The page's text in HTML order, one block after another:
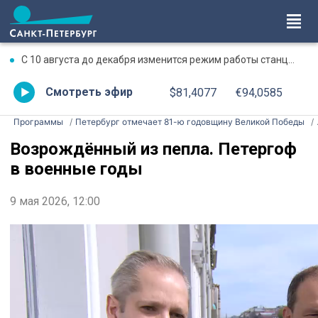
С 10 августа до декабря изменится режим работы станции метро «Чкаловская»
Смотреть эфир $81,4077 €94,0585
Программы Петербург отмечает 81-ю годовщину Великой Победы
Возрождённый из пепла. Петергоф
в военные годы
9 мая 2026, 12:00